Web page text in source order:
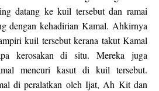
datang ke kuil tersebut dan ramai
dengan kehadirian Kamal. Ahkirnya
kuil tersebut kerana takut Kamal
kerosakan di situ. Mereka juga
mencuri kasut di kuil tersebut.
di peralatkan oleh Ijat, Ah Kit dan